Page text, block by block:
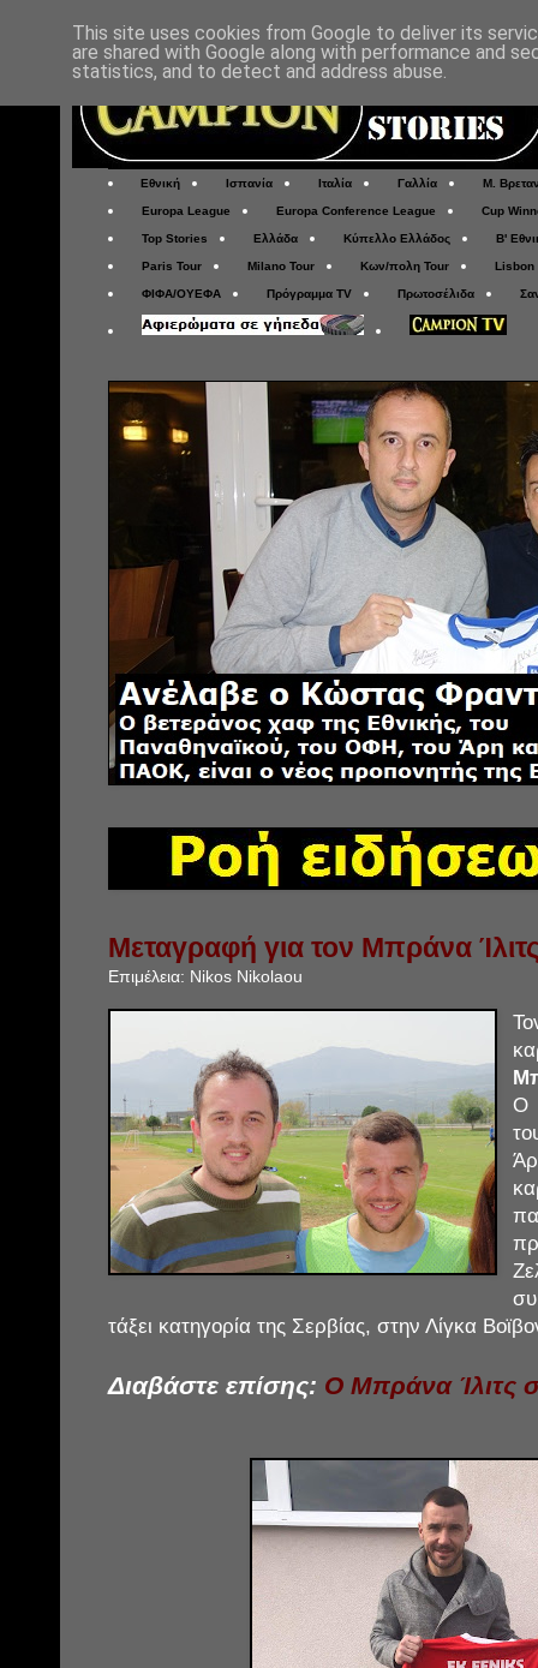
Εθνική Ισπανία Ιταλία Γαλλία Μ.
Europa League Europa Conference League Cup
Top Stories Ελλάδα Κύπελλο Ελλάδος Β'
Paris Tour Milano Tour Κων/πολη Tour Lisbon
ΦΙΦΑ/ΟΥΕΦΑ Πρόγραμμα TV Πρωτοσέλιδα
Μεταγραφή για τον Μπράνα
Επιμέλεια: Nikos Nikolaou
Ο
τάξει κατηγορία της Σερβίας, στην Λίγκα
Διαβάστε επίσης: Ο Μπράνα Ίλιτς
This site uses cookies from Google to deliver its
are shared with Google along with performance and
statistics, and to detect and address abuse.